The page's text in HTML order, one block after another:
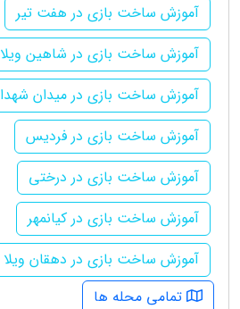
آموزش ساخت بازی در هفت تیر
آموزش ساخت بازی در شاهین ویلا
آموزش ساخت بازی در میدان شهدا
آموزش ساخت بازی در فردیس
آموزش ساخت بازی در درختی
آموزش ساخت بازی در کیانمهر
آموزش ساخت بازی در دهقان ویلا
تمامی محله ها